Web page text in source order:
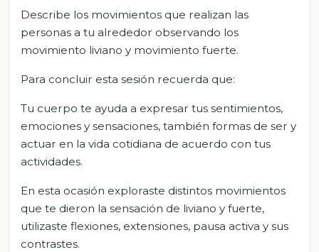
Describe los movimientos que realizan las
personas a tu alrededor observando los
movimiento liviano y movimiento fuerte.
Para concluir esta sesión recuerda que:
Tu cuerpo te ayuda a expresar tus sentimientos,
emociones y sensaciones, también formas de ser y
actuar en la vida cotidiana de acuerdo con tus
actividades.
En esta ocasión exploraste distintos movimientos
que te dieron la sensación de liviano y fuerte,
utilizaste flexiones, extensiones, pausa activa y sus
contrastes.